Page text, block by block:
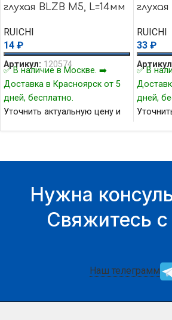
глухая BLZB M5, L=14мм
RUICHI
14 ₽
Артикул: 120574
✅ В наличие в Москве. ➡️
Доставка в Красноярск от 5
дней, бесплатно.
Уточнить актуальную цену и
RUICHI
33 ₽
✅ В
дней,
Нужна
Свяжитесь
Наш телеграмм